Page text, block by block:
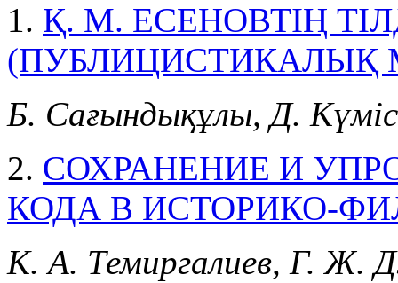
1. Қ. М. ЕСЕНОВТІҢ
Б. Сағындықұлы, Д.
2. СОХРАНЕНИЕ И
КОДА В ИСТОРИКО-
К. А. Темиргалиев, Г. Ж.